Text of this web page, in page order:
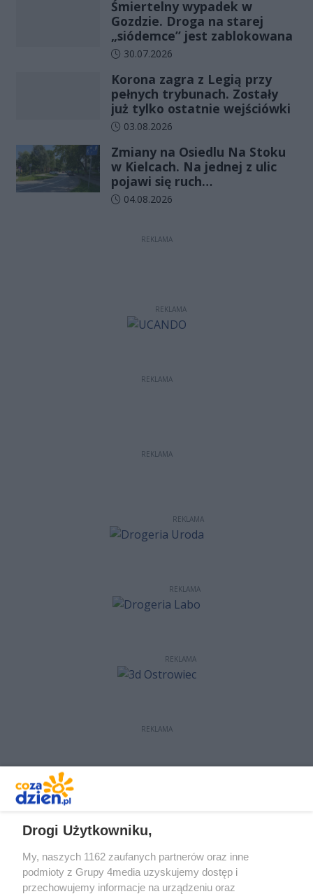
Śmiertelny wypadek w
Gozdzie. Droga na starej
„siódemce” jest zablokowana
Data dodania artykułu:
30.07.2026
Korona zagra z Legią przy
pełnych trybunach. Zostały
już tylko ostatnie wejściówki
Data dodania artykułu:
03.08.2026
Zmiany na Osiedlu Na Stoku
w Kielcach. Na jednej z ulic
pojawi się ruch
jednokierunkowy
Data dodania artykułu:
04.08.2026
REKLAMA
REKLAMA
REKLAMA
REKLAMA
REKLAMA
REKLAMA
REKLAMA
REKLAMA
Drogi Użytkowniku,
My, naszych 1162 zaufanych partnerów oraz inne
podmioty z Grupy 4media uzyskujemy dostęp i
przechowujemy informacje na urządzeniu oraz